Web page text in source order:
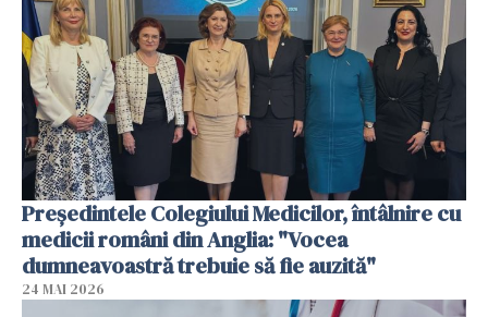
Președintele Colegiului Medicilor, întâlnire cu
medicii români din Anglia: "Vocea
dumneavoastră trebuie să fie auzită"
24 MAI 2026